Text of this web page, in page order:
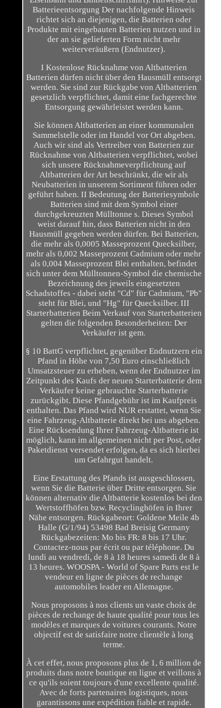
Batterieentsorgung Der nachfolgende Hinweis
richtet sich an diejenigen, die Batterien oder
Produkte mit eingebauten Batterien nutzen und in
der an sie gelieferten Form nicht mehr
weiterveräußern (Endnutzer).
I Kostenlose Rücknahme von Altbatterien
Batterien dürfen nicht über den Hausmüll entsorgt
werden. Sie sind zur Rückgabe von Altbatterien
gesetzlich verpflichtet, damit eine fachgerechte
Entsorgung gewährleistet werden kann.
Sie können Altbatterien an einer kommunalen
Sammelstelle oder im Handel vor Ort abgeben.
Auch wir sind als Vertreiber von Batterien zur
Rücknahme von Altbatterien verpflichtet, wobei
sich unsere Rücknahmeverpflichtung auf
Altbatterien der Art beschränkt, die wir als
Neubatterien in unserem Sortiment führen oder
geführt haben. II Bedeutung der Batteriesymbole
Batterien sind mit dem Symbol einer
durchgekreuzten Mülltonne s. Dieses Symbol
weist darauf hin, dass Batterien nicht in den
Hausmüll gegeben werden dürfen. Bei Batterien,
die mehr als 0,0005 Masseprozent Quecksilber,
mehr als 0,002 Masseprozent Cadmium oder mehr
als 0,004 Masseprozent Blei enthalten, befindet
sich unter dem Mülltonnen-Symbol die chemische
Bezeichnung des jeweils eingesetzten
Schadstoffes - dabei steht "Cd" für Cadmium, "Pb"
steht für Blei, und "Hg" für Quecksilber. III
Starterbatterien Beim Verkauf von Starterbatterien
gelten die folgenden Besonderheiten: Der
Verkäufer ist gem.
§ 10 BattG verpflichtet, gegenüber Endnutzern ein
Pfand in Höhe von 7,50 Euro einschließlich
Umsatzsteuer zu erheben, wenn der Endnutzer im
Zeitpunkt des Kaufs der neuen Starterbatterie dem
Verkäufer keine gebrauchte Starterbatterie
zurückgibt. Diese Pfandgebühr ist im Kaufpreis
enthalten. Das Pfand wird NUR erstattet, wenn Sie
eine Fahrzeug-Altbatterie direkt bei uns abgeben.
Eine Rücksendung Ihrer Fahrzeug-Altbatterie ist
möglich, kann im allgemeinen nicht per Post, oder
Paketdienst versendet erfolgen, da es sich hierbei
um Gefahrgut handelt.
Eine Erstattung des Pfands ist ausgeschlossen,
wenn Sie die Batterie über Dritte entsorgen. Sie
können alternativ die Altbatterie kostenlos bei den
Wertstoffhöfen bzw. Recyclinghöfen in Ihrer
Nähe entsorgen. Rückgabeort: Goldene Meile 4b
Halle (G/1/94) 53498 Bad Breisig Germany
Rückgabezeiten: Mo bis FR: 8 bis 17 Uhr.
Contactez-nous par écrit ou par téléphone. Du
lundi au vendredi, de 8 à 18 heures samedi de 8 à
13 heures. WOOSPA - World of Spare Parts est le
vendeur en ligne de pièces de rechange
automobiles leader en Allemagne.
Nous proposons à nos clients un vaste choix de
pièces de rechange de haute qualité pour tous les
modèles et marques de voitures courants. Notre
objectif est de satisfaire notre clientèle à long
terme.
À cet effet, nous proposons plus de 1, 6 million de
produits dans notre boutique en ligne et veillons à
ce qu'ils soient toujours d'une excellente qualité.
Avec de forts partenaires logistiques, nous
garantissons une expédition fiable et rapide.